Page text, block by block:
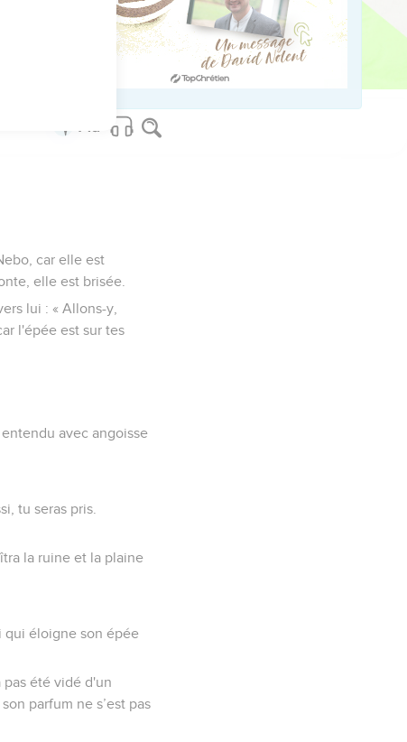
!
et le rivage de la
car elle est
elle est brisée.
lui : « Allons-y,
l'épée est sur tes
avec angoisse
tu seras pris.
la ruine et la plaine
éloigne son épée
pas été vidé d'un
parfum ne s’est pas